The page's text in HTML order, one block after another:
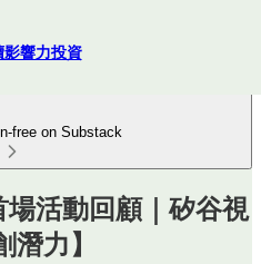
影響力投資
free on Substack
場活動回顧｜矽谷視
力】